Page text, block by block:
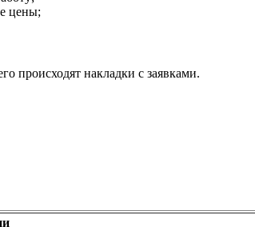
цены;
происходят накладки с заявками.